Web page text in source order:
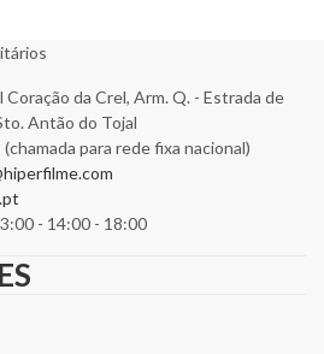
Coração da Crel, Arm. Q. - Estrada de
Antão do Tojal
para rede fixa nacional)
- 14:00 - 18:00